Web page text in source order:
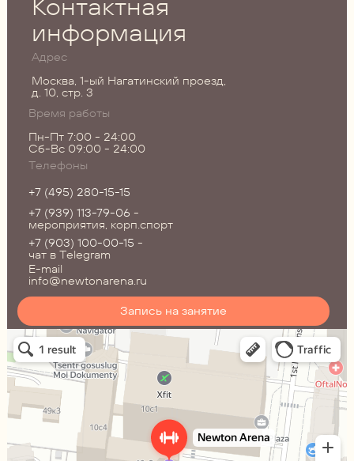
+7 (495) 280-15-15
+7 (939) 113-79-06 -
мероприятия, корп.спорт
Время работы
Пн-Пт 7:00 - 24:00
Сб-Вс 09:00 - 24:00
+7 (903) 100-00-15 -
чат в Telegram
Адрес
Москва, 1-ый Нагатинский проезд,
д. 10, стр. 3
Контактная
информация
Запись на занятие
Ньютон Арена
Спортивный клуб, секция в Москве
Сквош-клуб в Москве
E-mail
info@newtonarena.ru
Телефоны